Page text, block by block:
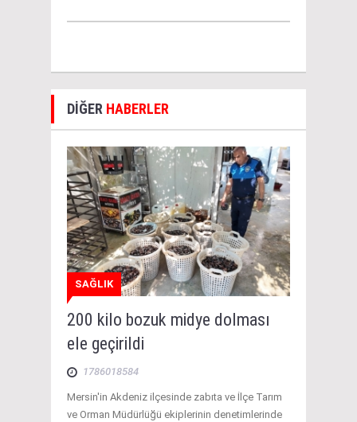
DİĞER HABERLER
SAĞLIK
200 kilo bozuk midye dolması
ele geçirildi
1786018584
Mersin'in Akdeniz ilçesinde zabıta ve İlçe Tarım
ve Orman Müdürlüğü ekiplerinin denetimlerinde